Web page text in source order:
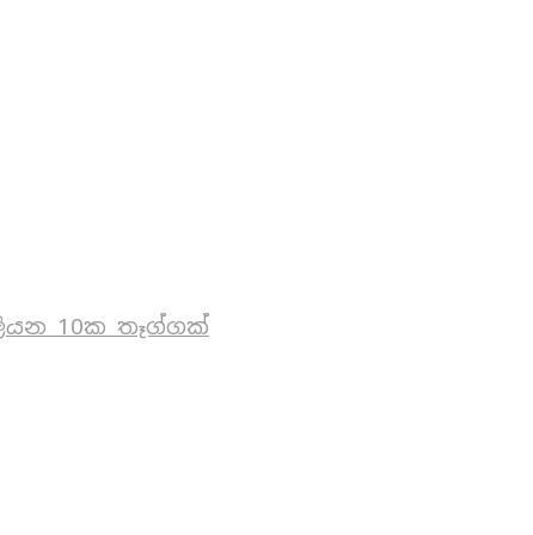
10ක තෑග්ගක්